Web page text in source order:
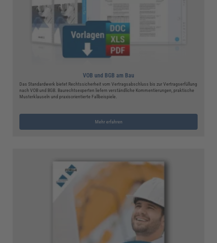
VOB und BGB am Bau
Das Standardwerk bietet Rechtssicherheit vom Vertragsabschluss bis zur Vertragserfüllung
nach VOB und BGB. Baurechtsexperten liefern verständliche Kommentierungen, praktische
Musterklauseln und praxisorientierte Fallbeispiele.
Mehr erfahren